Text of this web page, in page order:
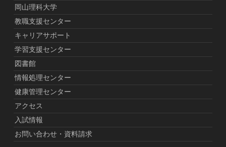
岡山理科大学
教職支援センター
キャリアサポート
学習支援センター
図書館
情報処理センター
健康管理センター
アクセス
入試情報
お問い合わせ・資料請求